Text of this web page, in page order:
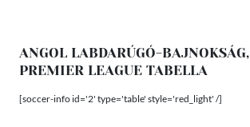
ANGOL LABDARÚGÓ-BAJNOKSÁG,
PREMIER LEAGUE TABELLA
[soccer-info id='2' type='table' style='red_light' /]